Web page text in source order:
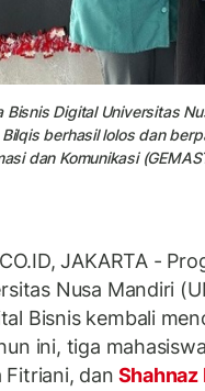
Bisnis Digital Universitas
berhasil lolos dan
dan Komunikasi
JAKARTA -
Nusa Mandiri
Bisnis kembali
ini, tiga
Fitriani, dan Shahnaz